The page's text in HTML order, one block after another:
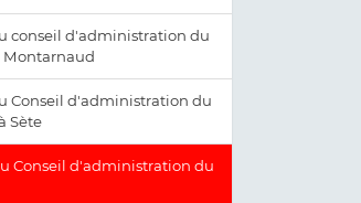
conseil d'administration du
Montarnaud
Conseil d'administration du
Sète
Conseil d'administration du